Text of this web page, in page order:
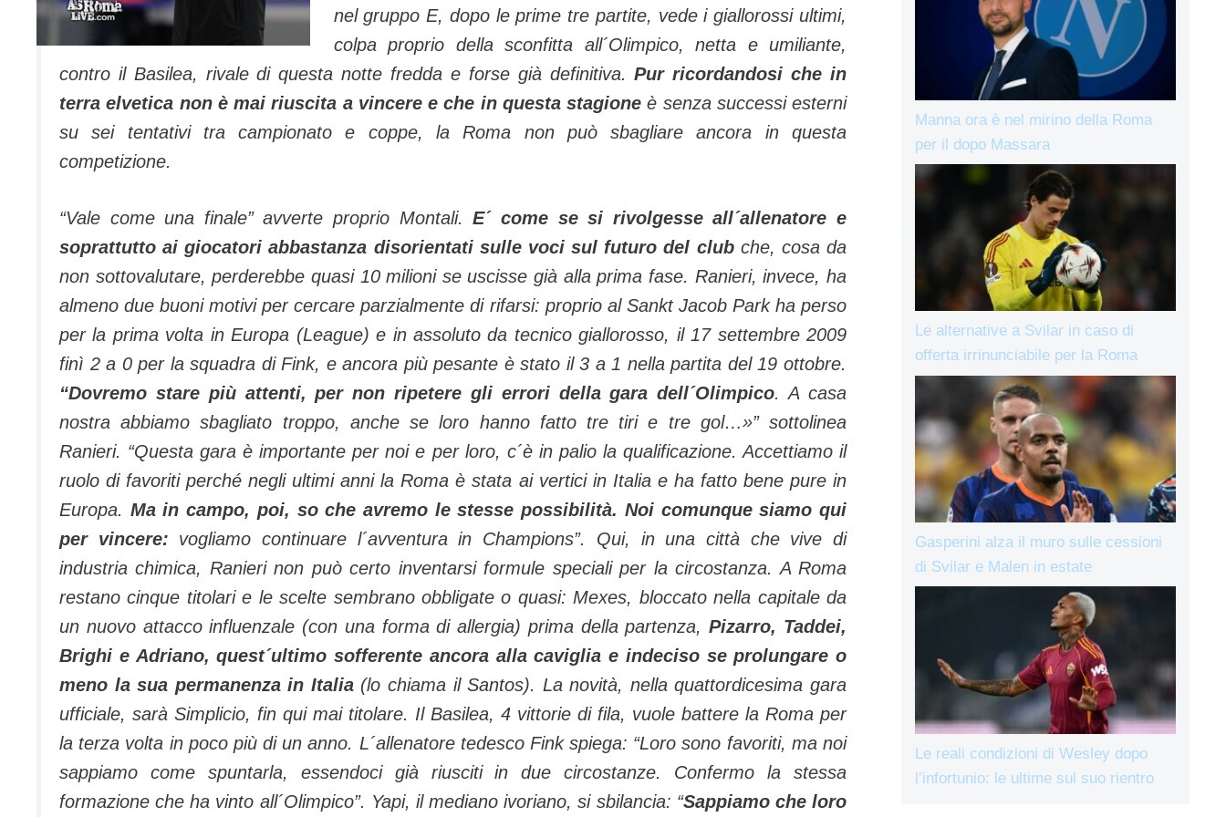
nel gruppo E, dopo le prime tre partite, vede i giallorossi ultimi,
colpa proprio della sconfitta all´Olimpico, netta e umiliante,
contro il Basilea, rivale di questa notte fredda e forse già definitiva.Pur ricordandosi che in
terra elvetica non è mai riuscita a vincere e che in questa stagione è senza successi esterni
su sei tentativi tra campionato e coppe, la Roma non può sbagliare ancora in questa
competizione.
“Vale come una finale” avverte proprio Montali.E´ come se si rivolgesse all´allenatore e
soprattutto ai giocatori abbastanza disorientati sulle voci sul futuro del clubche, cosa da
non sottovalutare, perderebbe quasi 10 milioni se uscisse già alla prima fase. Ranieri, invece, ha
almeno due buoni motivi per cercare parzialmente di rifarsi: proprio al Sankt Jacob Park ha perso
per la prima volta in Europa (League) e in assoluto da tecnico giallorosso, il 17 settembre 2009
finì 2 a 0 per la squadra di Fink, e ancora più pesante è stato il 3 a 1 nella partita del 19 ottobre.
“Dovremo stare più attenti, per non ripetere gli errori della gara dell´Olimpico. A casa
nostra abbiamo sbagliato troppo, anche se loro hanno fatto tre tiri e tre gol…»” sottolinea
Ranieri. “Questa gara è importante per noi e per loro, c´è in palio la qualificazione. Accettiamo il
ruolo di favoriti perché negli ultimi anni la Roma è stata ai vertici in Italia e ha fatto bene pure in
Europa. Ma in campo, poi, so che avremo le stesse possibilità. Noi comunque siamo qui
per vincere: vogliamo continuare l´avventura in Champions”. Qui, in una città che vive di
industria chimica, Ranieri non può certo inventarsi formule speciali per la circostanza. A Roma
restano cinque titolari e le scelte sembrano obbligate o quasi: Mexes, bloccato nella capitale da
un nuovo attacco influenzale (con una forma di allergia) prima della partenza,Pizarro, Taddei,
Brighi e Adriano, quest´ultimo sofferente ancora alla caviglia e indeciso se prolungare o
meno la sua permanenza in Italia(lo chiama il Santos). La novità, nella quattordicesima gara
ufficiale, sarà Simplicio, fin qui mai titolare. Il Basilea, 4 vittorie di fila, vuole battere la Roma per
la terza volta in poco più di un anno. L´allenatore tedesco Fink spiega: “Loro sono favoriti, ma noi
sappiamo come spuntarla, essendoci già riusciti in due circostanze. Confermo la stessa
formazione che ha vinto all´Olimpico”. Yapi, il mediano ivoriano, si sbilancia: “Sappiamo che loro
Manna ora è nel mirino della Roma
per il dopo Massara
Le alternative a Svilar in caso di
offerta irrinunciabile per la Roma
Gasperini alza il muro sulle cessioni
di Svilar e Malen in estate
Le reali condizioni di Wesley dopo
l’infortunio: le ultime sul suo rientro